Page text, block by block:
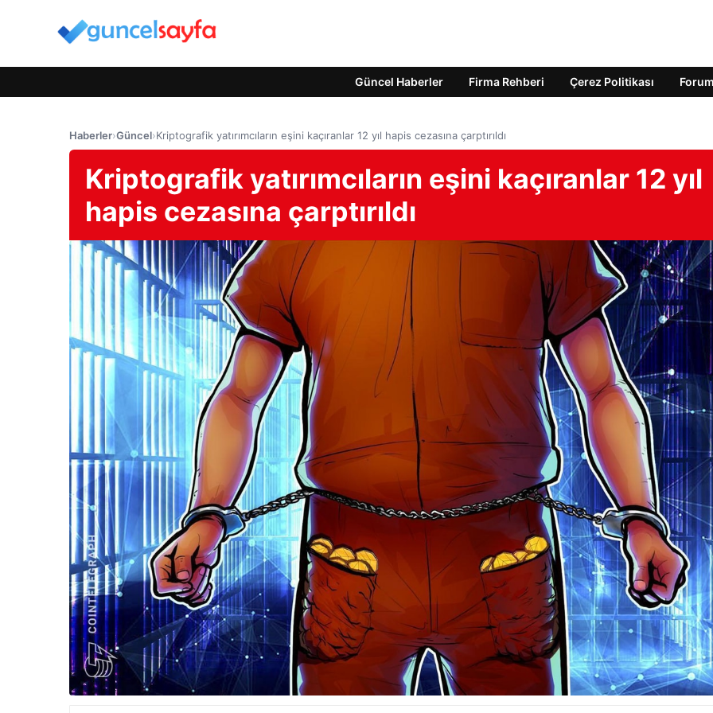
Güncel Haberler Firma Rehberi Çerez Politikası Forum
Haberler›Güncel›Kriptografik yatırımcıların eşini kaçıranlar 12 yıl hapis cezasına çarptırıldı
Kriptografik yatırımcıların eşini kaçıranlar 12 yıl
hapis cezasına çarptırıldı